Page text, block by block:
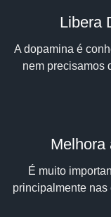
Libera
A dopamina é
nem precisamos
Melhora
É muito
principalmente nas